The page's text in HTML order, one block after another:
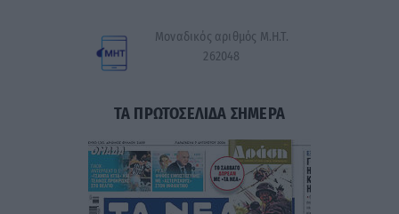
Μοναδικός αριθμός Μ.Η.Τ.
262048
ΤΑ ΠΡΩΤΟΣΕΛΙΔΑ ΣΗΜΕΡΑ